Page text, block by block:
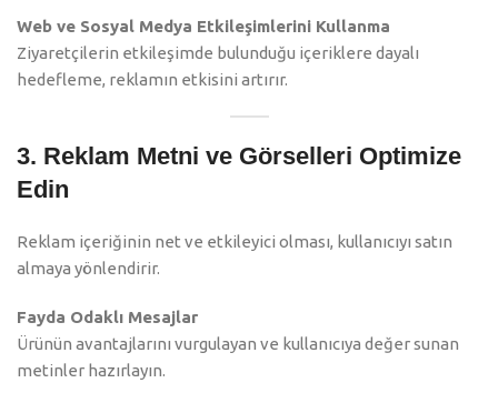
Web ve Sosyal Medya Etkileşimlerini Kullanma
Ziyaretçilerin etkileşimde bulunduğu içeriklere dayalı
hedefleme, reklamın etkisini artırır.
3. Reklam Metni ve Görselleri Optimize
Edin
Reklam içeriğinin net ve etkileyici olması, kullanıcıyı satın
almaya yönlendirir.
Fayda Odaklı Mesajlar
Ürünün avantajlarını vurgulayan ve kullanıcıya değer sunan
metinler hazırlayın.